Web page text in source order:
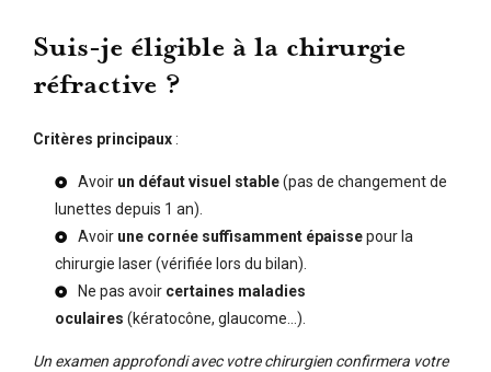
Suis-je éligible à la chirurgie
réfractive ?
Critères principaux:
Avoir un défaut visuel stable(pas de changement de
lunettes depuis 1 an).
Avoir une cornée suffisamment épaissepour la
chirurgie laser (vérifiée lors du bilan).
Ne pas avoir certaines maladies
oculaires (kératocône, glaucome…).
Un examen approfondi avec votre chirurgien confirmera votre